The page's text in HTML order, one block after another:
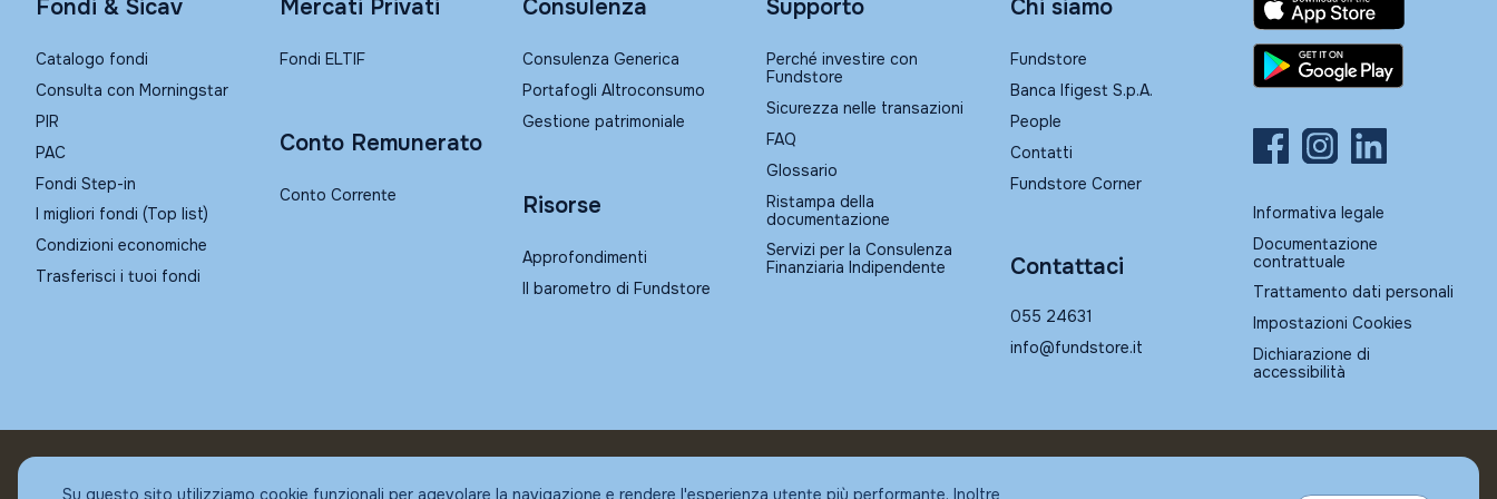
Fondi & Sicav
Catalogo fondi
Consulta con Morningstar
PIR
PAC
Fondi Step-in
I migliori fondi (Top list)
Condizioni economiche
Trasferisci i tuoi fondi
Mercati Privati
Fondi ELTIF
Conto Remunerato
Conto Corrente
Consulenza
Consulenza Generica
Portafogli Altroconsumo
Gestione patrimoniale
Risorse
Approfondimenti
Il barometro di Fundstore
Supporto
Perché investire con
Fundstore
Sicurezza nelle transazioni
FAQ
Glossario
Ristampa della
documentazione
Servizi per la Consulenza
Finanziaria Indipendente
Chi siamo
Fundstore
Banca Ifigest S.p.A.
People
Contatti
Fundstore Corner
Contattaci
055 24631
info@fundstore.it
Informativa legale
Documentazione
contrattuale
Trattamento dati personali
Impostazioni Cookies
Dichiarazione di
accessibilità
Su questo sito utilizziamo cookie funzionali per agevolare la navigazione e rendere l'esperienza utente più performante. Inoltre